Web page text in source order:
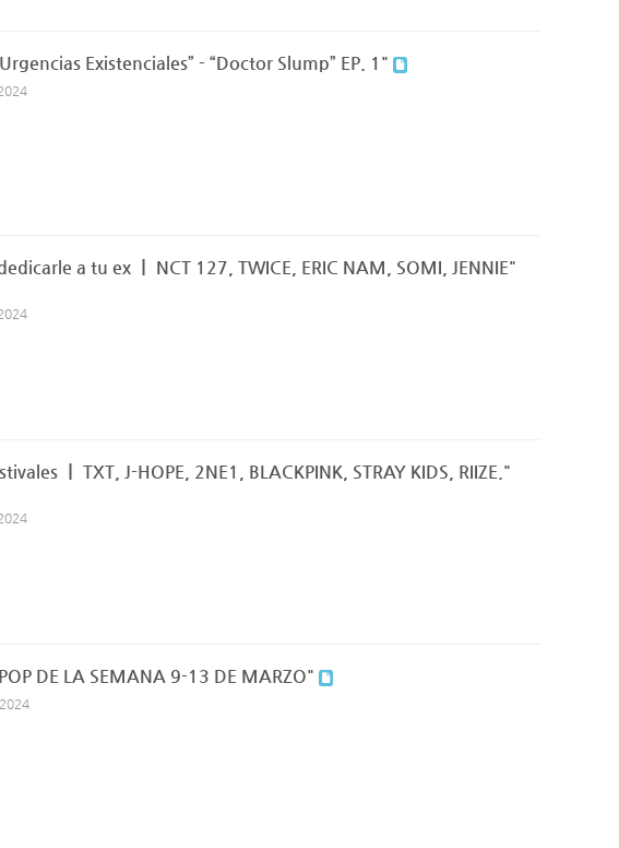
Existenciales” - “Doctor Slump” EP. 1"
a tu ex ㅣ NCT 127, TWICE, ERIC NAM, SOMI, JENNIE"
ㅣ TXT, J-HOPE, 2NE1, BLACKPINK, STRAY KIDS, RIIZE."
DE LA SEMANA 9-13 DE MARZO"